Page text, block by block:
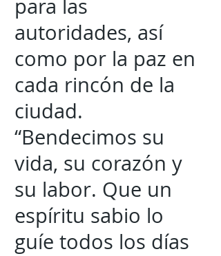
para las
autoridades, así
como por la paz en
cada rincón de la
ciudad.
“Bendecimos su
vida, su corazón y
su labor. Que un
espíritu sabio lo
guíe todos los días